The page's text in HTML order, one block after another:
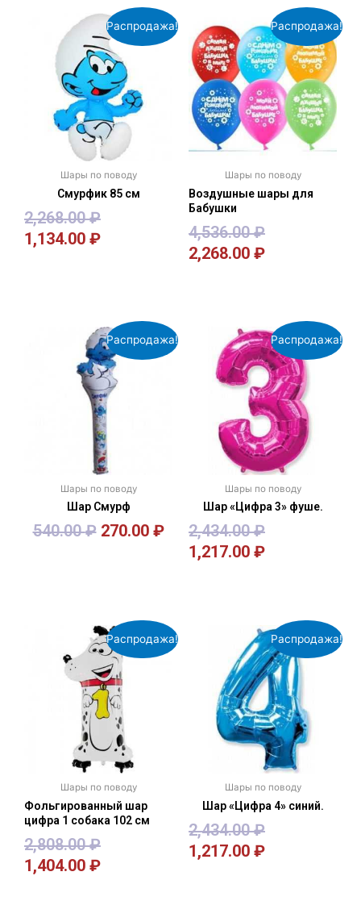
Распродажа!
Шары по поводу
Смурфик 85 см
2,268.00₽
1,134.00 ₽
Распродажа!
Шары по поводу
Воздушные шары для
Бабушки
4,536.00₽
2,268.00 ₽
Распродажа!
Шары по поводу
Шар Смурф
540.00₽ 270.00 ₽
Распродажа!
Шары по поводу
Шар «Цифра 3» фуше.
2,434.00₽
1,217.00 ₽
Распродажа!
Шары по поводу
Фольгированный шар
цифра 1 собака 102 см
2,808.00₽
1,404.00 ₽
Распродажа!
Шары по поводу
Шар «Цифра 4» синий.
2,434.00₽
1,217.00 ₽